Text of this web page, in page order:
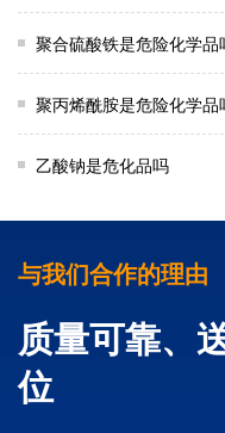
聚合硫酸铁是危险化学品
聚丙烯酰胺是危险化学品
乙酸钠是危化品吗
与我们合作的理由
质量可靠、
位